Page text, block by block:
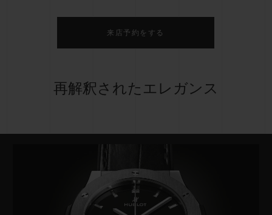
来店予約をする
再解釈されたエレガンス